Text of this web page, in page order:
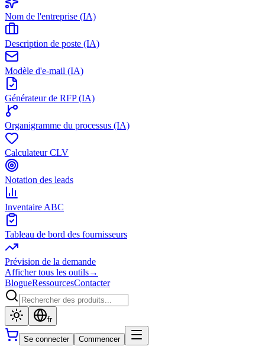
Nom de l'entreprise (IA)
Description de poste (IA)
Modèle d'e-mail (IA)
Générateur de RFP (IA)
Organigramme du processus (IA)
Calculateur CLV
Notation des leads
Inventaire ABC
Tableau de bord des fournisseurs
Prévision de la demande
Afficher tous les outils→
BlogueRessourcesContacter
fr
Se connecter Commencer